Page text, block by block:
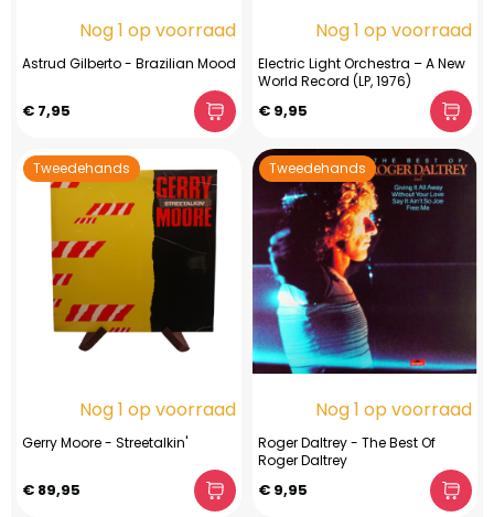
Nog 1 op voorraad
Astrud Gilberto - Brazilian Mood
€ 7,95
Nog 1 op voorraad
Electric Light Orchestra – A New
World Record (LP, 1976)
€ 9,95
Tweedehands
Nog 1 op voorraad
Gerry Moore ‎- Streetalkin'
€ 89,95
Tweedehands
Nog 1 op voorraad
Roger Daltrey - The Best Of
Roger Daltrey
€ 9,95